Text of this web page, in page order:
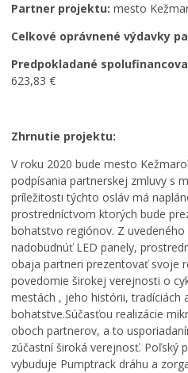
Oznamovanie podozrení z
Zamestnanie v samospráve
Partner projektu: mesto
Celkové oprávnené výdavky
Predpokladané
623,83 €
Zhrnutie projektu:
V roku 2020 bude mesto
podpísania partnerskej zmluvy s
príležitosti týchto osláv má
prostredníctvom ktorých bude
bohatstvo regiónov. Z
nadobudnúť LED panely,
obaja partneri prezentovať svoje
povedomie širokej verejnosti o
mestách , jeho histórii, tradíciách
bohatstve.Súčasťou realizácie
oboch partnerov, a to
zúčastní široká verejnosť. Poľský
vybuduje Pumptrack dráhu a